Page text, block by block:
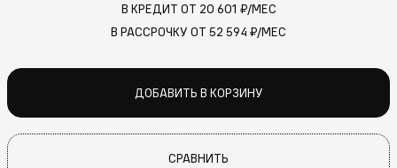
В КРЕДИТ ОТ 20 601 ₽/МЕС
В РАССРОЧКУ ОТ 52 594 ₽/МЕС
ДОБАВИТЬ В КОРЗИНУ
СРАВНИТЬ